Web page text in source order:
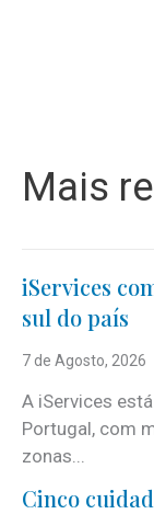
Mais
iServices
sul do país
7 de Agosto, 2026
A iServices
Portugal, com
zonas...
Cinco